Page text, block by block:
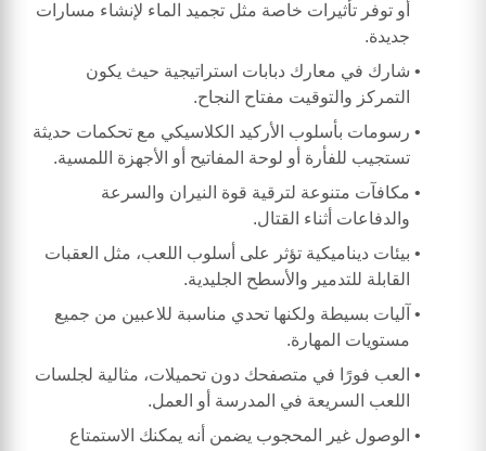
أو توفر تأثيرات خاصة مثل تجميد الماء لإنشاء مسارات
جديدة.
شارك في معارك دبابات استراتيجية حيث يكون
التمركز والتوقيت مفتاح النجاح.
رسومات بأسلوب الأركيد الكلاسيكي مع تحكمات حديثة
تستجيب للفأرة أو لوحة المفاتيح أو الأجهزة اللمسية.
مكافآت متنوعة لترقية قوة النيران والسرعة
والدفاعات أثناء القتال.
بيئات ديناميكية تؤثر على أسلوب اللعب، مثل العقبات
القابلة للتدمير والأسطح الجليدية.
آليات بسيطة ولكنها تحدي مناسبة للاعبين من جميع
مستويات المهارة.
العب فورًا في متصفحك دون تحميلات، مثالية لجلسات
اللعب السريعة في المدرسة أو العمل.
الوصول غير المحجوب يضمن أنه يمكنك الاستمتاع